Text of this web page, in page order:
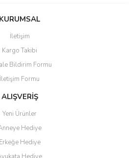
ilk yorumu siz yapın!
veya görüntülenemiyor.
bilgiler bulunuyor.
bulunuyor.
daha pahalı.
olmalı.
KURUMSAL
İletişim
Kargo Takibi
Bildirim Formu
İletişim Formu
ALIŞVERİŞ
Yeni Ürünler
Hediye
Erkeğe Hediye